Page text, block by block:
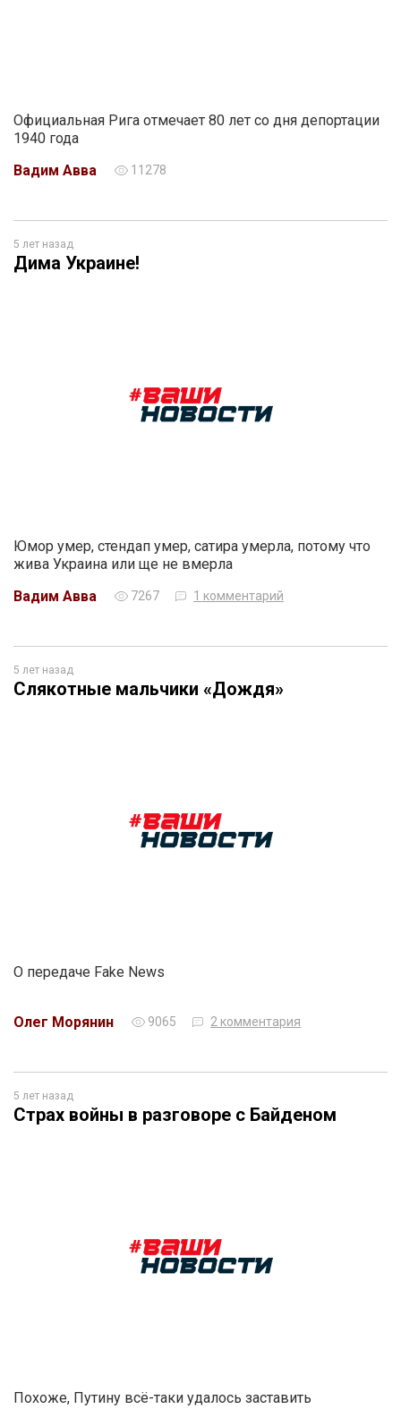
Официальная Рига отмечает 80 лет со дня депортации
1940 года
Вадим Авва
11278
5 лет назад
Дима Украине!
Юмор умер, стендап умер, сатира умерла, потому что
жива Украина или ще не вмерла
Вадим Авва
7267 1 комментарий
5 лет назад
Слякотные мальчики «Дождя»
О передаче Fake News
Олег Морянин 9065 2 комментария
5 лет назад
Страх войны в разговоре с Байденом
Похоже, Путину всё-таки удалось заставить